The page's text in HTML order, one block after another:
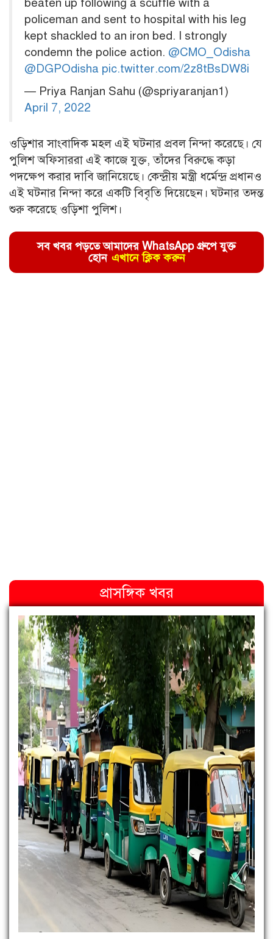
beaten up following a scuffle with a
policeman and sent to hospital with his leg
kept shackled to an iron bed. I strongly
condemn the police action. @CMO_Odisha
@DGPOdisha pic.twitter.com/2z8tBsDW8i
— Priya Ranjan Sahu (@spriyaranjan1)
April 7, 2022
ওড়িশার সাংবাদিক মহল এই ঘটনার প্রবল নিন্দা করেছে। যে
পুলিশ অফিসাররা এই কাজে যুক্ত, তাঁদের বিরুদ্ধে কড়া
পদক্ষেপ করার দাবি জানিয়েছে। কেন্দ্রীয় মন্ত্রী ধর্মেন্দ্র প্রধানও
এই ঘটনার নিন্দা করে একটি বিবৃতি দিয়েছেন। ঘটনার তদন্ত
শুরু করেছে ওড়িশা পুলিশ।
সব খবর পড়তে আমাদের WhatsApp গ্রুপে যুক্ত
হোন এখানে ক্লিক করুন
প্রাসঙ্গিক খবর